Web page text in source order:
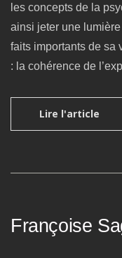
les concepts de la
ainsi jeter une
faits importants de sa
: la cohérence de
Lire l'article
Françoise